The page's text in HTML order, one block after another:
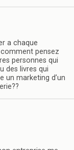
a chaque
pensez
personnes qui
des livres qui
un marketing d’un